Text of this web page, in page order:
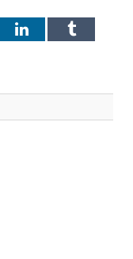
LinkedInTumblr